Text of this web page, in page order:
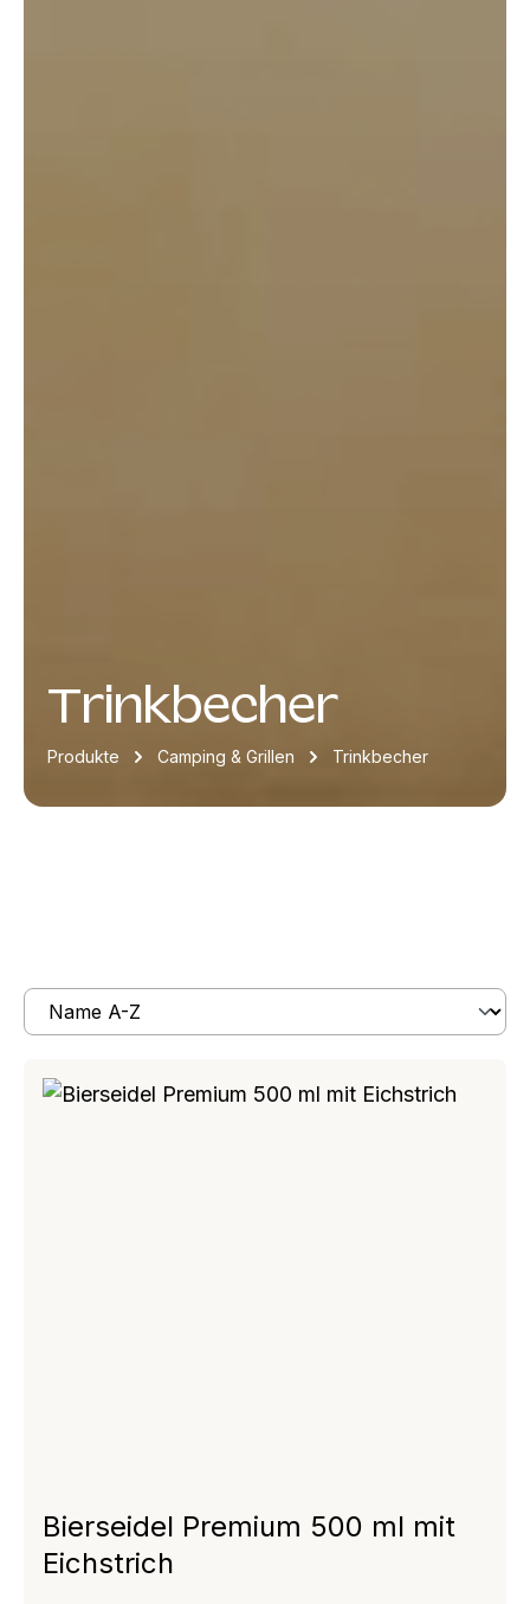
Trinkbecher
Produkte Camping & Grillen Trinkbecher
Bierseidel Premium 500 ml mit
Eichstrich